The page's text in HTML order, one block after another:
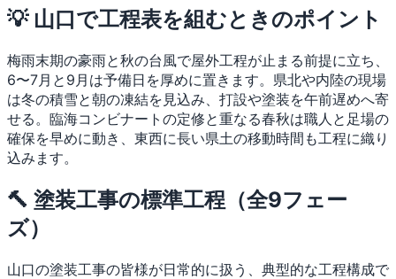
💡 山口で工程表を組むときのポイント
梅雨末期の豪雨と秋の台風で屋外工程が止まる前提に立ち、
6〜7月と9月は予備日を厚めに置きます。県北や内陸の現場
は冬の積雪と朝の凍結を見込み、打設や塗装を午前遅めへ寄
せる。臨海コンビナートの定修と重なる春秋は職人と足場の
確保を早めに動き、東西に長い県土の移動時間も工程に織り
込みます。
🔨 塗装工事の標準工程（全9フェー
ズ）
山口の塗装工事の皆様が日常的に扱う、典型的な工程構成で